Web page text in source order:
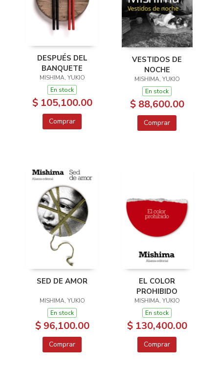
DESPUÉS DEL
BANQUETE
MISHIMA, YUKIO
En stock
$ 105,100.00
Comprar
VESTIDOS DE
NOCHE
MISHIMA, YUKIO
En stock
$ 88,600.00
Comprar
SED DE AMOR
MISHIMA, YUKIO
En stock
$ 96,100.00
Comprar
EL COLOR
PROHIBIDO
MISHIMA, YUKIO
En stock
$ 130,400.00
Comprar